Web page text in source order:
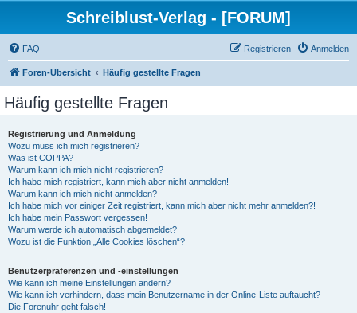
Schreiblust-Verlag - [FORUM]
FAQ Anmelden
Registrieren
Foren-Übersicht Häufig gestellte Fragen
Häufig gestellte Fragen
Registrierung und Anmeldung
Wozu muss ich mich registrieren?
Was ist COPPA?
Warum kann ich mich nicht registrieren?
Ich habe mich registriert, kann mich aber nicht anmelden!
Warum kann ich mich nicht anmelden?
Ich habe mich vor einiger Zeit registriert, kann mich aber nicht mehr anmelden?!
Ich habe mein Passwort vergessen!
Warum werde ich automatisch abgemeldet?
Wozu ist die Funktion „Alle Cookies löschen“?
Benutzerpräferenzen und -einstellungen
Wie kann ich meine Einstellungen ändern?
Wie kann ich verhindern, dass mein Benutzername in der Online-Liste auftaucht?
Die Forenuhr geht falsch!